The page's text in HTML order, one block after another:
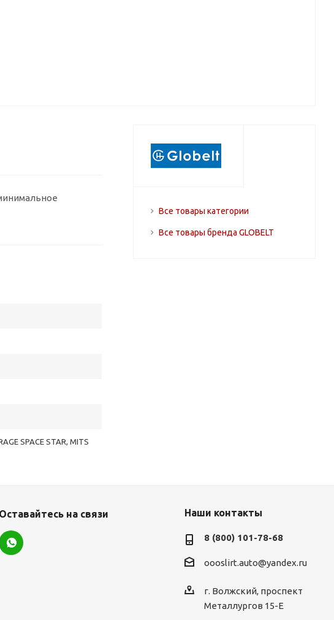
SPACE STAR, MITS
Все товары категории
Все товары бренда GLOBELT
Оставайтесь на связи Наши контакты
8 (800) 101-78-68
oooslirt.auto@yandex.ru
г. Волжский, проспект
Металлургов 15-Е